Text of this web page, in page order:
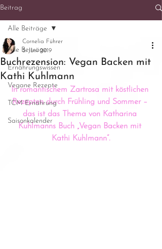
Beitrag
Alle Beiträge
Ernährungswissen
Vegane Rezepte
TCM Ernährung
Saisonkalender
Alle Beiträge
Buchrezension: Vegan Backen mit
Kathi Kuhlmann
Cornelia Führer
3. Juni 2019
In romantischem Zartrosa mit köstlichen
Rezepten durch Frühling und Sommer –
das ist das Thema von Katharina
Kuhlmanns Buch „Vegan Backen mit
Kathi Kuhlmann“.